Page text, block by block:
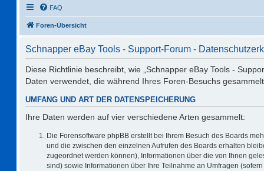
FAQ
Foren-Übersicht
Schnapper eBay Tools - Support-Forum -
Diese Richtlinie beschreibt, wie „Schnapper eBay Tools -
Daten verwendet, die während Ihres Foren-Besuchs
UMFANG UND ART DER DATENSPEICHERUNG
Ihre Daten werden auf vier verschiedene Arten gesammelt:
Die Forensoftware phpBB erstellt bei Ihrem Besuch des Boards
und die zwischen den einzelnen Aufrufen des Boards erhalten
zugeordnet werden können), Informationen über die von Ihnen
sind) sowie Informationen über Ihre Teilnahme an Umfragen